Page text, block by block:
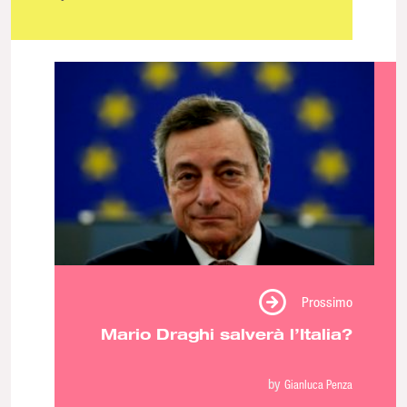
Prossimo
Mario Draghi salverà l’Italia?
by Gianluca Penza